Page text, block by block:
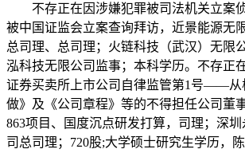
不存正在因涉嫌犯罪被司法机关立案
被中国证监会立案查询拜访，近景能源无
总司理、总司理；火链科技（武汉）无限
泓科技无限公司监事；本科学历。不存正
证券买卖所上市公司自律监管第1号——从
做》及《公司章程》等的不得担任公司董
863项目、国度沉点研发打算，司理；深
司总司理；720股;大学硕士研究生学历，